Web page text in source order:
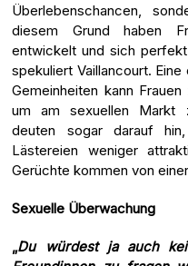
Überlebenschancen,
diesem Grund haben
entwickelt und sich
spekuliert Vaillancourt.
Gemeinheiten kann
um am sexuellen Markt
deuten sogar darauf
Lästereien weniger
Gerüchte kommen von
Sexuelle Überwachung
„Du würdest ja auch